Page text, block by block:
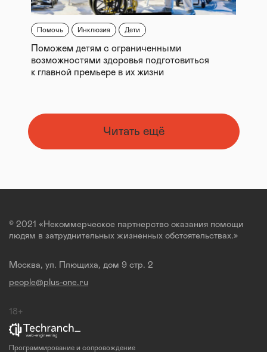
Помочь Инклюзия Дети
Поможем детям с ограниченными
возможностями здоровья подготовиться
к главной премьере в их жизни
Читать ещё
© 2021 «Некоммерческое партнерство оказания помощи
людям в затруднительных жизненных обстоятельствах.»
Москва, ул. Плющиха, дом 9 стр. 2
people@plus-one.ru
18+
Программирование и сопровождение